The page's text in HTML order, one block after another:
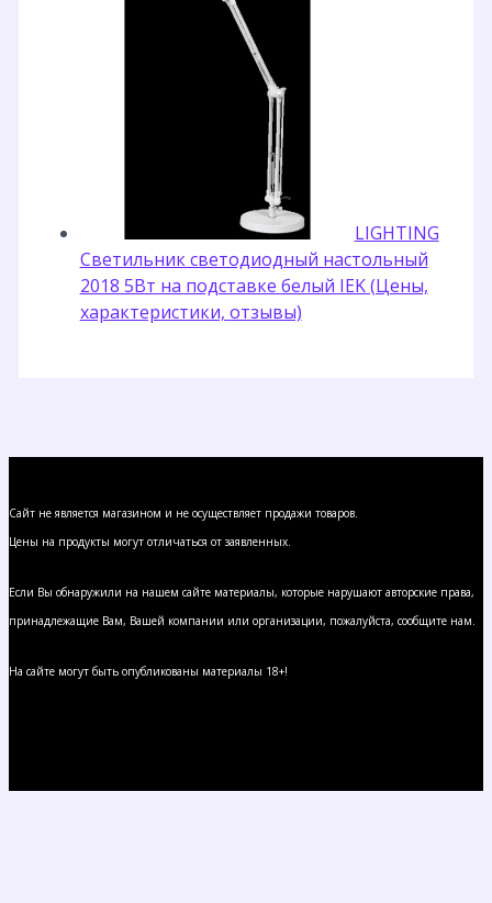
LIGHTING
Светильник светодиодный настольный
2018 5Вт на подставке белый IEK (Цены,
характеристики, отзывы)
Сайт не является магазином и не осуществляет продажи товаров.
Цены на продукты могут отличаться от заявленных.
Если Вы обнаружили на нашем сайте материалы, которые нарушают авторские права,
принадлежащие Вам, Вашей компании или организации, пожалуйста, сообщите нам.
На сайте могут быть опубликованы материалы 18+!